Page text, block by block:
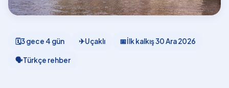
🗓3 gece 4 gün ✈Uçaklı 📅İlk kalkış30 Ara 2026
🗣Türkçe rehber